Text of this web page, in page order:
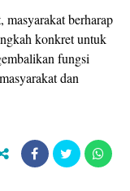
berharap
konkret untuk
fungsi
dan